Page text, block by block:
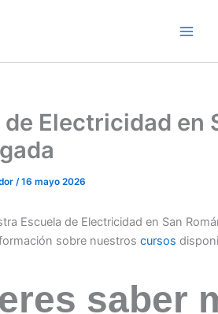
Electricidad en
/16 mayo 2026
Escuela de Electricidad en San
sobre nuestros cursos
saber